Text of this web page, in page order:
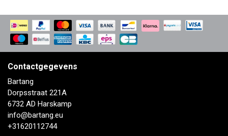
Contactgegevens
Bartang
Dorpsstraat 221A
6732 AD Harskamp
info@bartang.eu
+31620112744